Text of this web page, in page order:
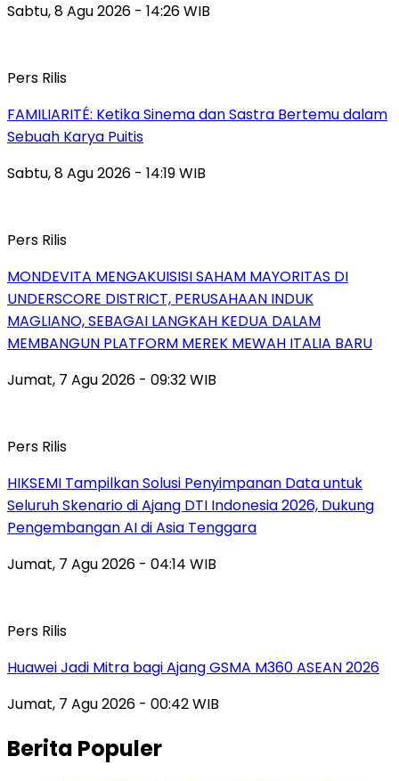
Sabtu, 8 Agu 2026 - 14:26 WIB
Pers Rilis
FAMILIARITÉ: Ketika Sinema dan Sastra Bertemu dalam
Sebuah Karya Puitis
Sabtu, 8 Agu 2026 - 14:19 WIB
Pers Rilis
MONDEVITA MENGAKUISISI SAHAM MAYORITAS DI
UNDERSCORE DISTRICT, PERUSAHAAN INDUK
MAGLIANO, SEBAGAI LANGKAH KEDUA DALAM
MEMBANGUN PLATFORM MEREK MEWAH ITALIA BARU
Jumat, 7 Agu 2026 - 09:32 WIB
Pers Rilis
HIKSEMI Tampilkan Solusi Penyimpanan Data untuk
Seluruh Skenario di Ajang DTI Indonesia 2026, Dukung
Pengembangan AI di Asia Tenggara
Jumat, 7 Agu 2026 - 04:14 WIB
Pers Rilis
Huawei Jadi Mitra bagi Ajang GSMA M360 ASEAN 2026
Jumat, 7 Agu 2026 - 00:42 WIB
Berita Populer